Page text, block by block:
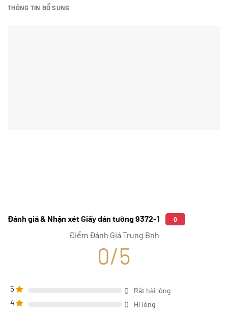
THÔNG TIN BỔ SUNG
Đánh giá & Nhận xét Giấy dán tường 9372-1 0
Điểm Đánh Giá Trung Bnh
0/5
5 0 Rất hài lòng
4 0 Hi lòng